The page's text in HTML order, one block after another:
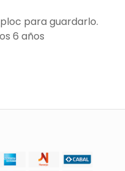
para guardarlo.
6 años